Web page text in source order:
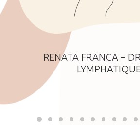
RENATA FRANCA –
LYMPHATIQUE